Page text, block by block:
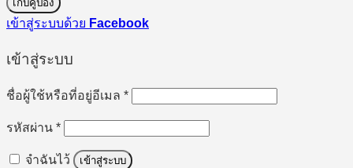
เก็บคูปอง
เข้าสู่ระบบด้วย Facebook
เข้าสู่ระบบ
ชื่อผู้ใช้หรือที่อยู่อีเมล *ต้องการ
รหัสผ่าน *ต้องการ
จำฉันไว้ เข้าสู่ระบบ